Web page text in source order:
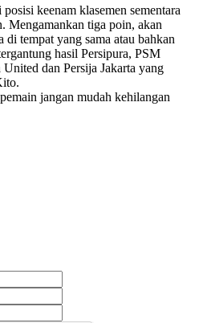
keenam klasemen sementara
Mengamankan tiga poin, akan
tempat yang sama atau bahkan
hasil Persipura, PSM
dan Persija Jakarta yang
jangan mudah kehilangan